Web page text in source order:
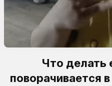
Что делать
поворачивается